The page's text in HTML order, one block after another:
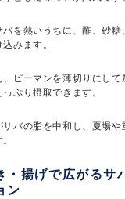
バを熱いうちに、酢、砂糖
みます。
、ピーマンを薄切りにして
ぷり摂取できます。
バの脂を中和し、夏場や
・揚げで広がるサ
ン